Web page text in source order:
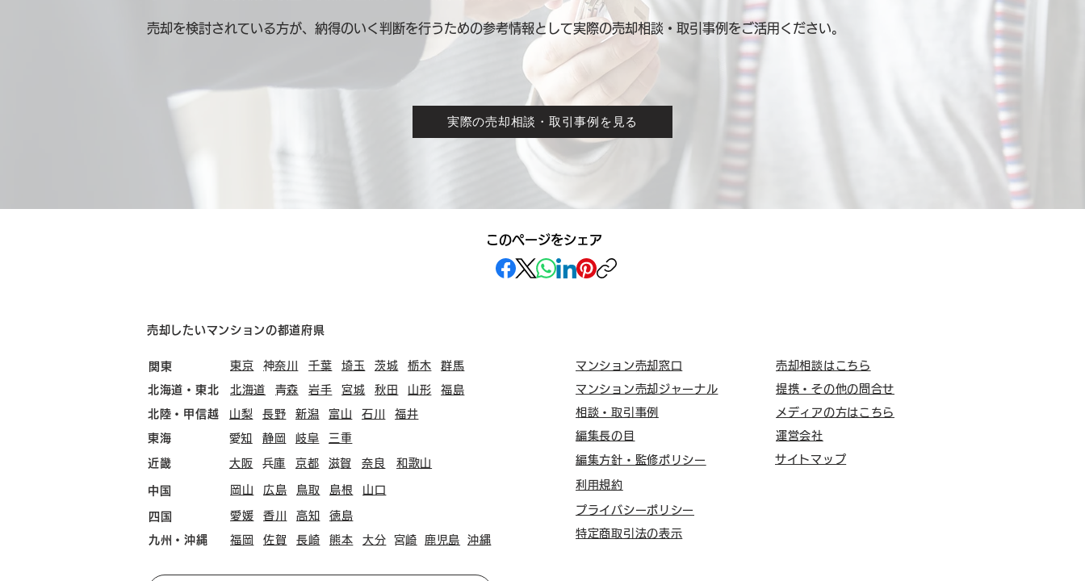
売却を検討されている方が、納得のいく判断を行うための参考情報として実際の売却相談・取引事例をご活用ください。
実際の売却相談・取引事例を見る
このページをシェア
売却したいマンションの都道府県
関東
北海道・東北
北陸・甲信越
東海
東京 ​神奈川 千葉 埼玉 茨城 栃木
北海道 ​青森 岩手 宮城 秋田 山形
山梨
​愛知
長野
静岡
新潟
岐阜
富山 石川 福井
三重
群馬
福島
近畿 大阪 ​兵庫 京都 ​滋賀 奈良 和歌山
中国 岡山 広島 鳥取 島根 山口
四国
九州・沖縄
愛媛
福岡
香川
佐賀
高知
長崎
徳島
熊本 大分 ​宮崎 鹿児島 沖縄
マンション売却窓口
マンション売却ジャーナル
相談・取引事例
編集長の目
編集方針・監修ポリシー
売却相談はこちら
提携・その他の問合せ
メディアの方はこちら
運営会社
サイトマップ
利用規約
プライバシーポリシー
特定商取引法の表示